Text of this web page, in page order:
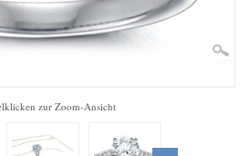
Zoom
zur Zoom-Ansicht